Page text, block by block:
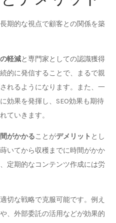
期的な視点で顧客との関係を築
軽減と専門家としての認識獲得
的に発信することで、まるで親
れるようになります。また、一
効果を発揮し、SEO効果も期待
ていきます。
がかかることがデメリット とし
いてから収穫までに時間がかか
定期的なコンテンツ作成には労
切な戦略で克服可能です。例え
、外部委託の活用などが効果的